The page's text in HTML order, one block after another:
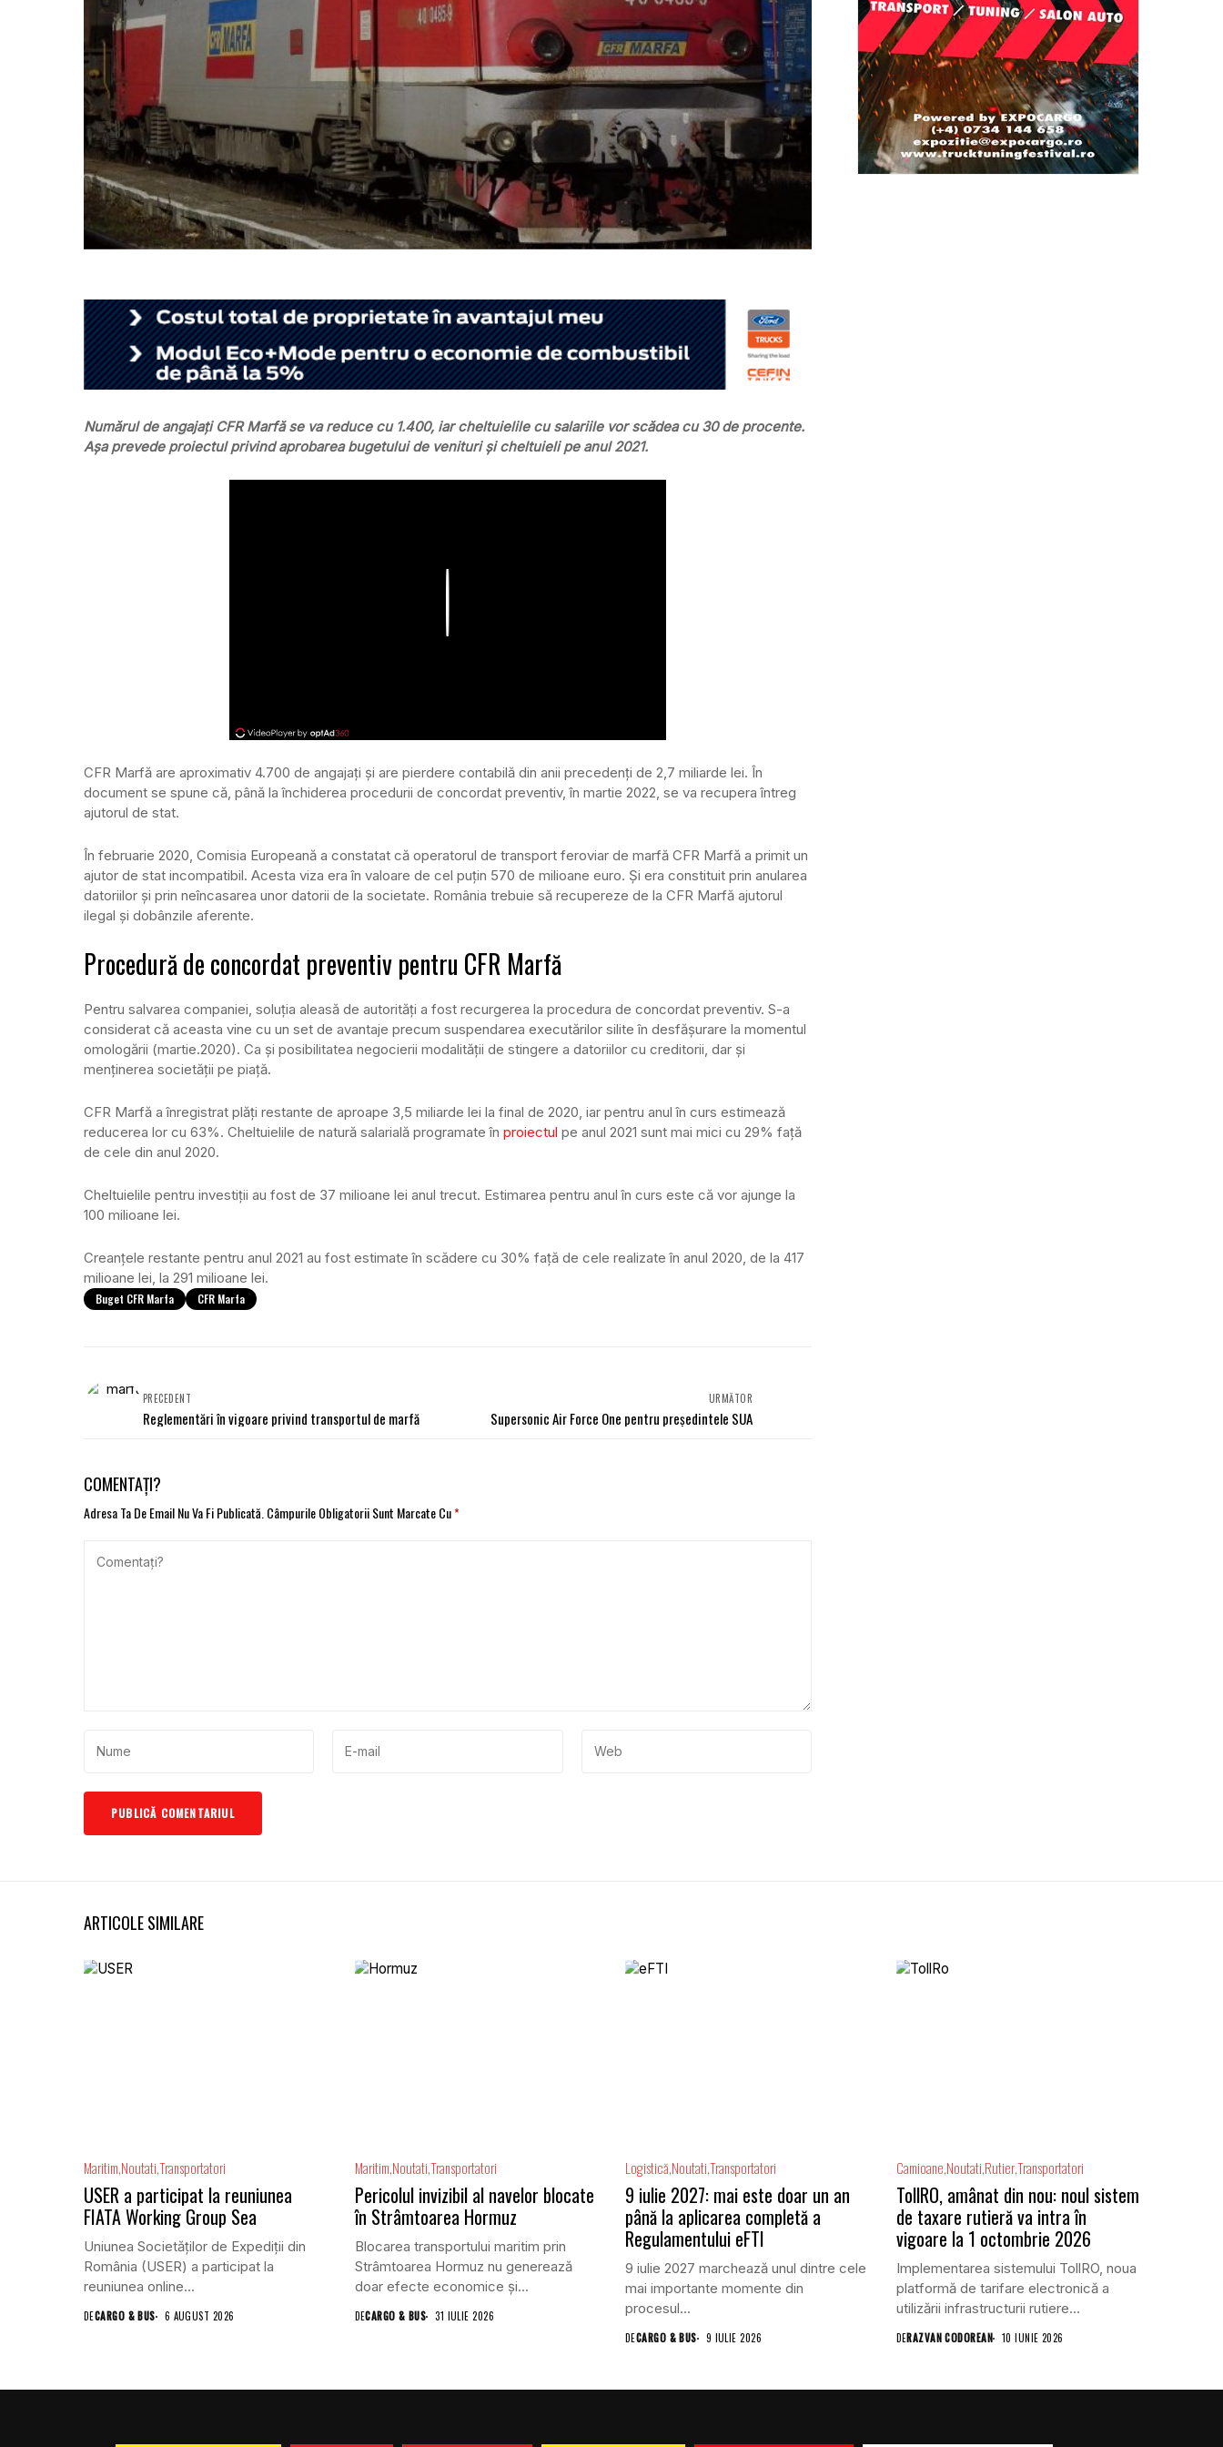
Numărul de angajați CFR Marfă se va reduce cu 1.400, iar cheltuielile cu salariile vor scădea cu 30 de procente.
Așa prevede proiectul privind aprobarea bugetului de venituri şi cheltuieli pe anul 2021.
CFR Marfă are aproximativ 4.700 de angajați și are pierdere contabilă din anii precedenți de 2,7 miliarde lei. În
document se spune că, până la închiderea procedurii de concordat preventiv, în martie 2022, se va recupera întreg
ajutorul de stat.
În februarie 2020, Comisia Europeană a constatat că operatorul de transport feroviar de marfă CFR Marfă a primit un
ajutor de stat incompatibil. Acesta viza era în valoare de cel puțin 570 de milioane euro. Și era constituit prin anularea
datoriilor și prin neîncasarea unor datorii de la societate. România trebuie să recupereze de la CFR Marfă ajutorul
ilegal și dobânzile aferente.
Procedură de concordat preventiv pentru CFR Marfă
Pentru salvarea companiei, soluția aleasă de autorități a fost recurgerea la procedura de concordat preventiv. S-a
considerat că aceasta vine cu un set de avantaje precum suspendarea executărilor silite în desfășurare la momentul
omologării (martie.2020). Ca și posibilitatea negocierii modalității de stingere a datoriilor cu creditorii, dar și
menținerea societății pe piață.
CFR Marfă a înregistrat plăți restante de aproape 3,5 miliarde lei la final de 2020, iar pentru anul în curs estimează
reducerea lor cu 63%. Cheltuielile de natură salarială programate în proiectul pe anul 2021 sunt mai mici cu 29% față
de cele din anul 2020.
Cheltuielile pentru investiții au fost de 37 milioane lei anul trecut. Estimarea pentru anul în curs este că vor ajunge la
100 milioane lei.
Creanţele restante pentru anul 2021 au fost estimate în scădere cu 30% față de cele realizate în anul 2020, de la 417
milioane lei, la 291 milioane lei.
Buget CFR Marfa CFR Marfa
PRECEDENT
Reglementări în vigoare privind transportul de marfă
URMĂTOR
Supersonic Air Force One pentru președintele SUA
COMENTAȚI?
Adresa Ta De Email Nu Va Fi Publicată. Câmpurile Obligatorii Sunt Marcate Cu*
ARTICOLE SIMILARE
Maritim NoutatiTransportatori
USER a participat la reuniunea
FIATA Working Group Sea
Uniunea Societăților de Expediții din
România (USER) a participat la
reuniunea online...
DECARGO & BUS 6 AUGUST 2026
Maritim NoutatiTransportatori
Pericolul invizibil al navelor blocate
în Strâmtoarea Hormuz
Blocarea transportului maritim prin
Strâmtoarea Hormuz nu generează
doar efecte economice și...
DECARGO & BUS 31 IULIE 2026
Logistică NoutatiTransportatori
9 iulie 2027: mai este doar un an
până la aplicarea completă a
Regulamentului eFTI
9 iulie 2027 marchează unul dintre cele
mai importante momente din
procesul...
DECARGO & BUS 9 IULIE 2026
Camioane Noutati RutierTransportatori
TollRO, amânat din nou: noul sistem
de taxare rutieră va intra în
vigoare la 1 octombrie 2026
Implementarea sistemului TollRO, noua
platformă de tarifare electronică a
utilizării infrastructurii rutiere...
DERAZVAN CODOREAN 10 IUNIE 2026